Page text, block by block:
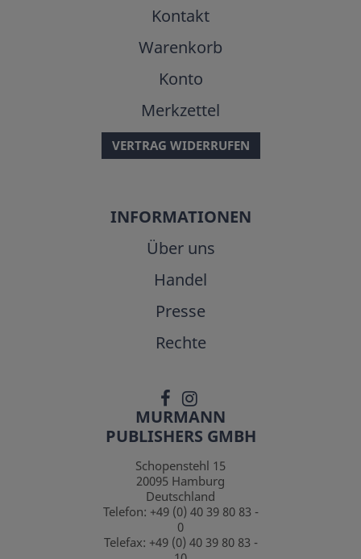
Kontakt
Warenkorb
Konto
Merkzettel
VERTRAG WIDERRUFEN
INFORMATIONEN
Über uns
Handel
Presse
Rechte
MURMANN
PUBLISHERS GMBH
Schopenstehl 15
20095 Hamburg
Deutschland
Telefon: +49 (0) 40 39 80 83 -
0
Telefax: +49 (0) 40 39 80 83 -